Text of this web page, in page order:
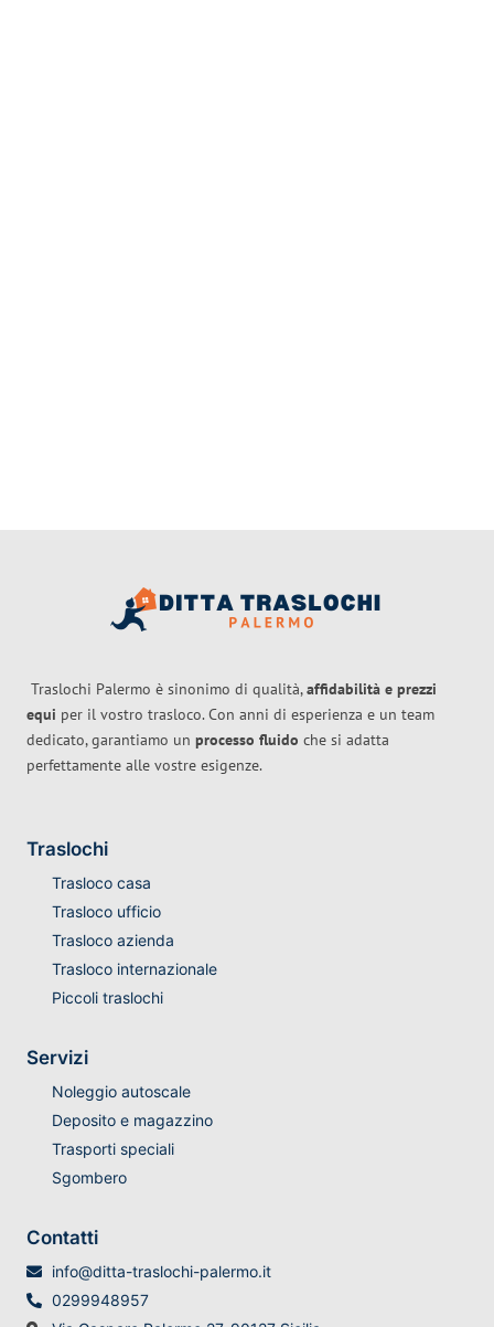
Traslochi Palermo è sinonimo di qualità,affidabilità e prezzi
equi per il vostro trasloco. Con anni di esperienza e un team
dedicato, garantiamo un processo fluido che si adatta
perfettamente alle vostre esigenze.
Traslochi
Trasloco casa
Trasloco ufficio
Trasloco azienda
Trasloco internazionale
Piccoli traslochi
Servizi
Noleggio autoscale
Deposito e magazzino
Trasporti speciali
Sgombero
Contatti
info@ditta-traslochi-palermo.it
0299948957